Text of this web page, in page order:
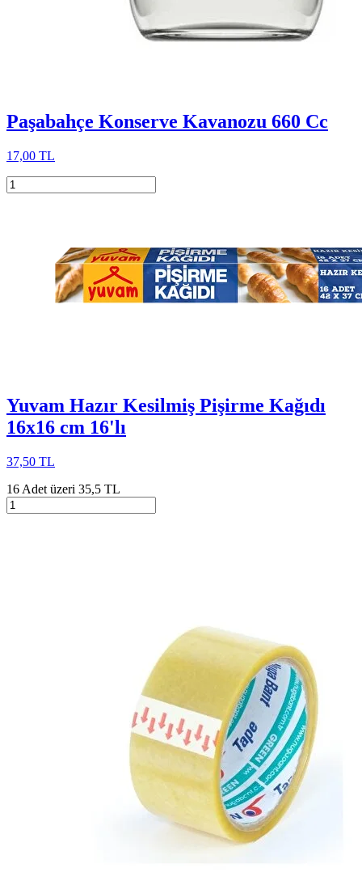
Paşabahçe Konserve Kavanozu 660 Cc
17,00 TL
Yuvam Hazır Kesilmiş Pişirme Kağıdı
16x16 cm 16'lı
37,50 TL
16 Adet üzeri 35,5 TL